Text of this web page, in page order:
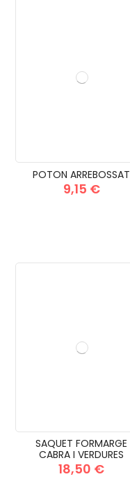
POTON ARREBOSSAT
9,15 €
SAQUET FORMARGE
CABRA I VERDURES
18,50 €